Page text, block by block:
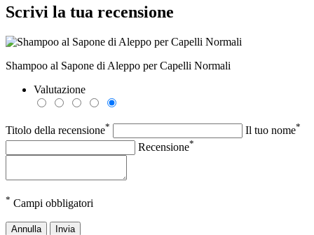
Scrivi la tua recensione
Shampoo al Sapone di Aleppo per Capelli Normali
Valutazione
Titolo della recensione* Il tuo nome*
Recensione*
* Campi obbligatori
Annulla Invia